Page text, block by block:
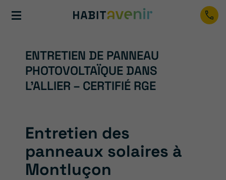
ENTRETIEN DE PANNEAU
PHOTOVOLTAÏQUE DANS
L’ALLIER – CERTIFIÉ RGE
Entretien des
panneaux solaires à
Montluçon